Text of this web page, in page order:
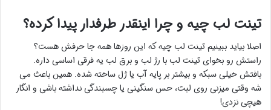
تینت لب چیه و چرا اینقدر طرفدار پیدا کرده؟
اصلا بیاید ببینیم تینت لب چیه که این روزها همه جا حرفش هست؟
راستش رو بخوای تینت لب با رژ لب و برق لب یه فرقی اساسی داره.
بافتش خیلی سبکه و بیشتر بر پایه آب یا ژل ساخته شده. همین باعث می
شه وقتی میزنی روی لبت، حس سنگینی یا چسبندگی نداشته باشی و انگار
هیچی نزدی!